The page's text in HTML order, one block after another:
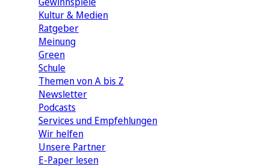
Kultur & Medien
Ratgeber
Meinung
Green
Schule
Themen von A bis Z
Newsletter
Podcasts
Services und Empfehlungen
Wir helfen
Unsere Partner
E-Paper lesen